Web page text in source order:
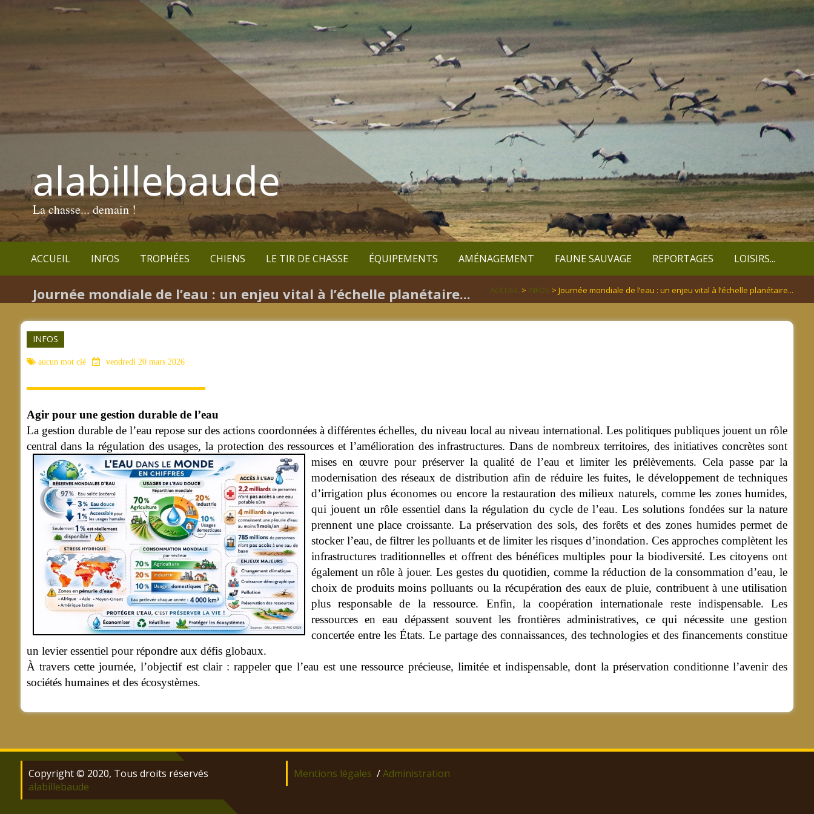
alabillebaude
La chasse... demain !
ACCUEIL INFOS TROPHÉES CHIENS LE TIR DE CHASSE ÉQUIPEMENTS AMÉNAGEMENT FAUNE SAUVAGE REPORTAGES LOISIRS...
Journée mondiale de l’eau : un enjeu vital à l’échelle planétaire... ACCUEIL > INFOS > Journée mondiale de l’eau : un enjeu vital à l’échelle planétaire...
INFOS
aucun mot clé vendredi 20 mars 2026
Agir pour une gestion durable de l’eau
La gestion durable de l’eau repose sur des actions coordonnées à différentes échelles, du niveau local au niveau international. Les politiques publiques jouent un rôle
central dans la régulation des usages, la protection des ressources et l’amélioration des infrastructures. Dans de nombreux territoires, des initiatives concrètes sont
mises en œuvre pour préserver la qualité de l’eau et limiter les prélèvements. Cela passe par la
modernisation des réseaux de distribution afin de réduire les fuites, le développement de techniques
d’irrigation plus économes ou encore la restauration des milieux naturels, comme les zones humides,
qui jouent un rôle essentiel dans la régulation du cycle de l’eau. Les solutions fondées sur la nature
prennent une place croissante. La préservation des sols, des forêts et des zones humides permet de
stocker l’eau, de filtrer les polluants et de limiter les risques d’inondation. Ces approches complètent les
infrastructures traditionnelles et offrent des bénéfices multiples pour la biodiversité. Les citoyens ont
également un rôle à jouer. Les gestes du quotidien, comme la réduction de la consommation d’eau, le
choix de produits moins polluants ou la récupération des eaux de pluie, contribuent à une utilisation
plus responsable de la ressource. Enfin, la coopération internationale reste indispensable. Les
ressources en eau dépassent souvent les frontières administratives, ce qui nécessite une gestion
concertée entre les États. Le partage des connaissances, des technologies et des financements constitue
un levier essentiel pour répondre aux défis globaux.
À travers cette journée, l’objectif est clair : rappeler que l’eau est une ressource précieuse, limitée et indispensable, dont la préservation conditionne l’avenir des
sociétés humaines et des écosystèmes.
Copyright © 2020, Tous droits réservés
alabillebaude
Mentions légales /Administration